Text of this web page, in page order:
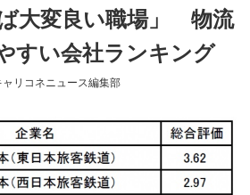
大変良い職場」 物流
すい会社ランキング
ャリコネニュース編集部